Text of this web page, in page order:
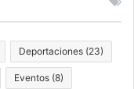
Deportaciones (23)
Eventos (8)